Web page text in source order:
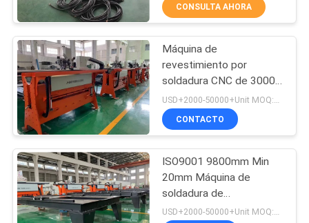
CONTROL
DE
CALIDAD
ÉNTRENOS
EN
CONTACTO
CON
placa resistente al
desgaste
0
CONSULTA AHORA
Máquina de
revestimiento por
soldadura CNC de 3000
mm SAW MAG
CONTACTO
ISO9001 9800mm Min
20mm Máquina de
soldadura de
recubrimiento de mesaUSD+2000-50000+Unit MOQ:1 unidad